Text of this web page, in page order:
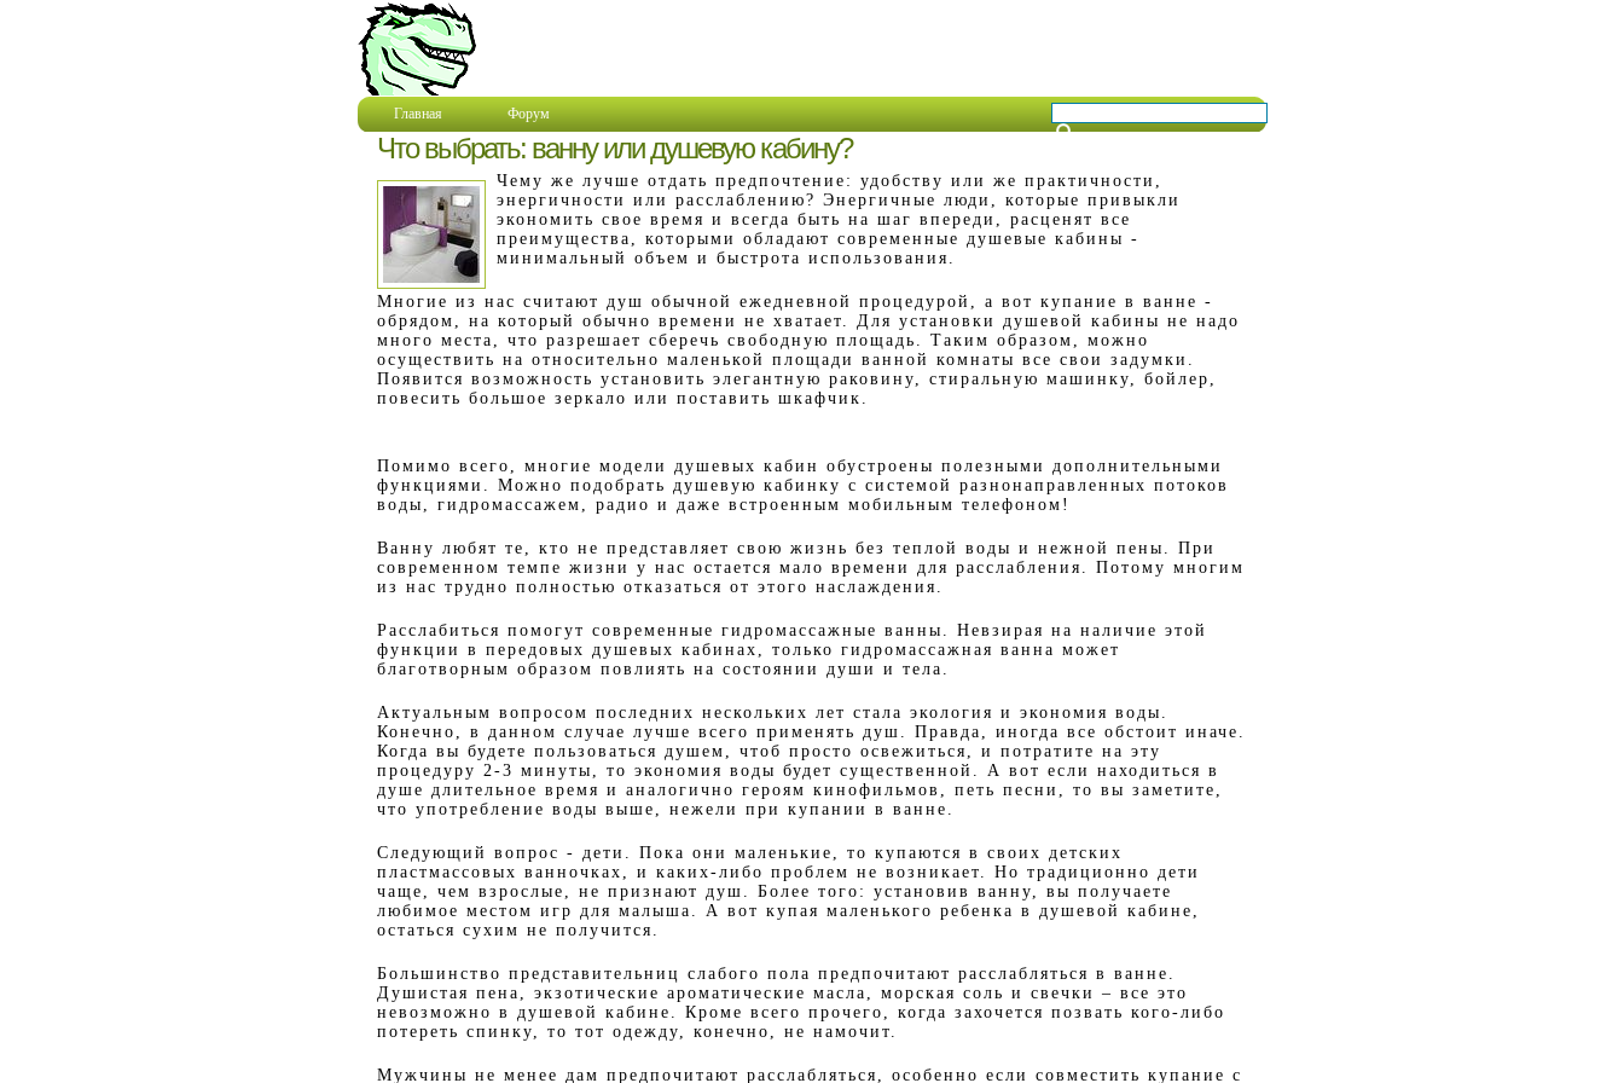
Главная Форум
Что выбрать: ванну или душевую кабину?
Чему же лучше отдать предпочтение: удобству или же практичности,
энергичности или расслаблению? Энергичные люди, которые привыкли
экономить свое время и всегда быть на шаг впереди, расценят все
преимущества, которыми обладают современные душевые кабины -
минимальный объем и быстрота использования.
Многие из нас считают душ обычной ежедневной процедурой, а вот купание в ванне -
обрядом, на который обычно времени не хватает. Для установки душевой кабины не надо
много места, что разрешает сберечь свободную площадь. Таким образом, можно
осуществить на относительно маленькой площади ванной комнаты все свои задумки.
Появится возможность установить элегантную раковину, стиральную машинку, бойлер,
повесить большое зеркало или поставить шкафчик.
Помимо всего, многие модели душевых кабин обустроены полезными дополнительными
функциями. Можно подобрать душевую кабинку с системой разнонаправленных потоков
воды, гидромассажем, радио и даже встроенным мобильным телефоном!
Ванну любят те, кто не представляет свою жизнь без теплой воды и нежной пены. При
современном темпе жизни у нас остается мало времени для расслабления. Потому многим
из нас трудно полностью отказаться от этого наслаждения.
Расслабиться помогут современные гидромассажные ванны. Невзирая на наличие этой
функции в передовых душевых кабинах, только гидромассажная ванна может
благотворным образом повлиять на состоянии души и тела.
Актуальным вопросом последних нескольких лет стала экология и экономия воды.
Конечно, в данном случае лучше всего применять душ. Правда, иногда все обстоит иначе.
Когда вы будете пользоваться душем, чтоб просто освежиться, и потратите на эту
процедуру 2-3 минуты, то экономия воды будет существенной. А вот если находиться в
душе длительное время и аналогично героям кинофильмов, петь песни, то вы заметите,
что употребление воды выше, нежели при купании в ванне.
Следующий вопрос - дети. Пока они маленькие, то купаются в своих детских
пластмассовых ванночках, и каких-либо проблем не возникает. Но традиционно дети
чаще, чем взрослые, не признают душ. Более того: установив ванну, вы получаете
любимое местом игр для малыша. А вот купая маленького ребенка в душевой кабине,
остаться сухим не получится.
Большинство представительниц слабого пола предпочитают расслабляться в ванне.
Душистая пена, экзотические ароматические масла, морская соль и свечки – все это
невозможно в душевой кабине. Кроме всего прочего, когда захочется позвать кого-либо
потереть спинку, то тот одежду, конечно, не намочит.
Мужчины не менее дам предпочитают расслабляться, особенно если совместить купание с